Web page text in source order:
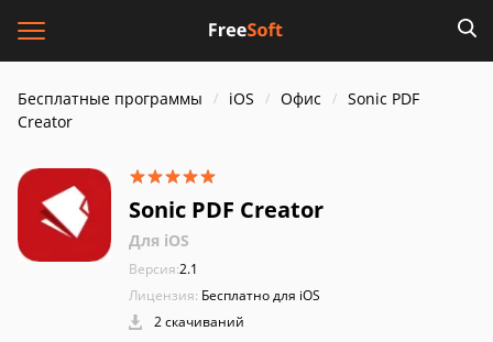
Бесплатные программы iOS Офис
Sonic PDF
Creator
Sonic PDF Creator
Для iOS
Версия:2.1
Лицензия: Бесплатно для iOS
2 скачиваний